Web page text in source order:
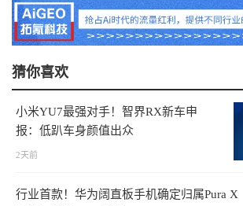
猜你喜欢
小米YU7最强对手！智界RX新车申
报：低趴车身颜值出众
2天前
行业首款！华为阔直板手机确定归属Pura X